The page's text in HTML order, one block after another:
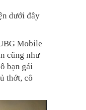
dưới đây
Mobile
cũng như
bạn gái
thớt, cô